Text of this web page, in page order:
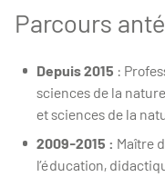
Parcours
Depuis 2015 :
sciences de la
et sciences de la
2009-2015 : Maître
l’éducation,